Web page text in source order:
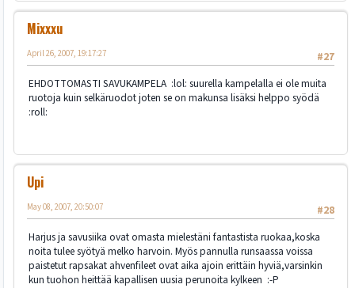
Mixxxu
#27
April 26, 2007, 19:17:27
EHDOTTOMASTI SAVUKAMPELA :lol: suurella kampelalla ei ole muita
ruotoja kuin selkäruodot joten se on makunsa lisäksi helppo syödä
:roll:
Upi
#28
May 08, 2007, 20:50:07
Harjus ja savusiika ovat omasta mielestäni fantastista ruokaa,koska
noita tulee syötyä melko harvoin. Myös pannulla runsaassa voissa
paistetut rapsakat ahvenfileet ovat aika ajoin erittäin hyviä,varsinkin
kun tuohon heittää kapallisen uusia perunoita kylkeen :-P